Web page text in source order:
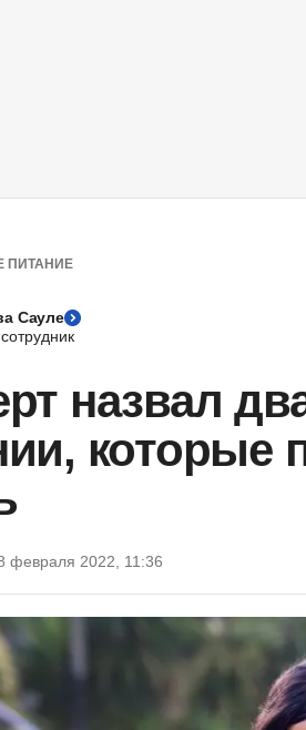
ПИТАНИЕ
Сауле
назвал
которые
февраля 2022, 11:36